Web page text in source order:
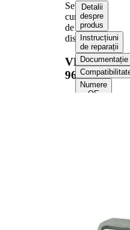
Set
curea
de
distributie
VKMA
96000
Detalii
despre
produs
Instrucțiuni
de reparații
Documentație
Numere
OE
banda